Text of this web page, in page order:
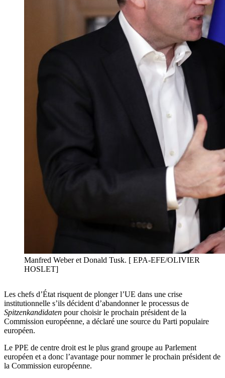
Manfred Weber et Donald Tusk. [ EPA-EFE/OLIVIER
HOSLET]
Les chefs d’État risquent de plonger l’UE dans une crise
institutionnelle s’ils décident d’abandonner le processus de
Spitzenkandidaten pour choisir le prochain président de la
Commission européenne, a déclaré une source du Parti populaire
européen.
Le PPE de centre droit est le plus grand groupe au Parlement
européen et a donc l’avantage pour nommer le prochain président de
la Commission européenne.